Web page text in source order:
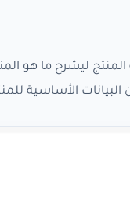
ليشرح ما هو
الأساسية